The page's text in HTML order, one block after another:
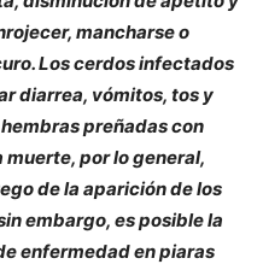
mancharse o
Los cerdos infectados
diarrea, vómitos, tos y
preñadas con
por lo general,
de la aparición de los
embargo, es posible la
enfermedad en piaras